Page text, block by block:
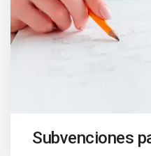
Subvenciones